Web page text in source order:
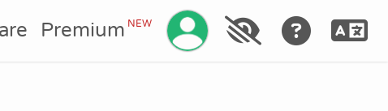
PremiumNEW Gestisci il tuo account